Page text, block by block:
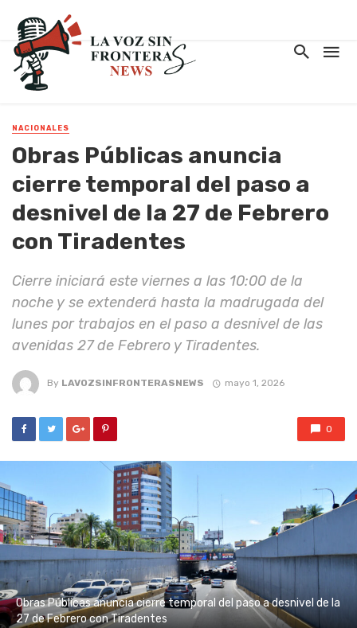
NACIONALES
Obras Públicas anuncia
cierre temporal del paso a
desnivel de la 27 de Febrero
con Tiradentes
Cierre iniciará este viernes a las 10:00 de la
noche y se extenderá hasta la madrugada del
lunes por trabajos en el paso a desnivel de las
avenidas 27 de Febrero y Tiradentes.
By LAVOZSINFRONTERASNEWS mayo 1, 2026
0
Obras Públicas anuncia cierre temporal del paso a desnivel de la
27 de Febrero con Tiradentes